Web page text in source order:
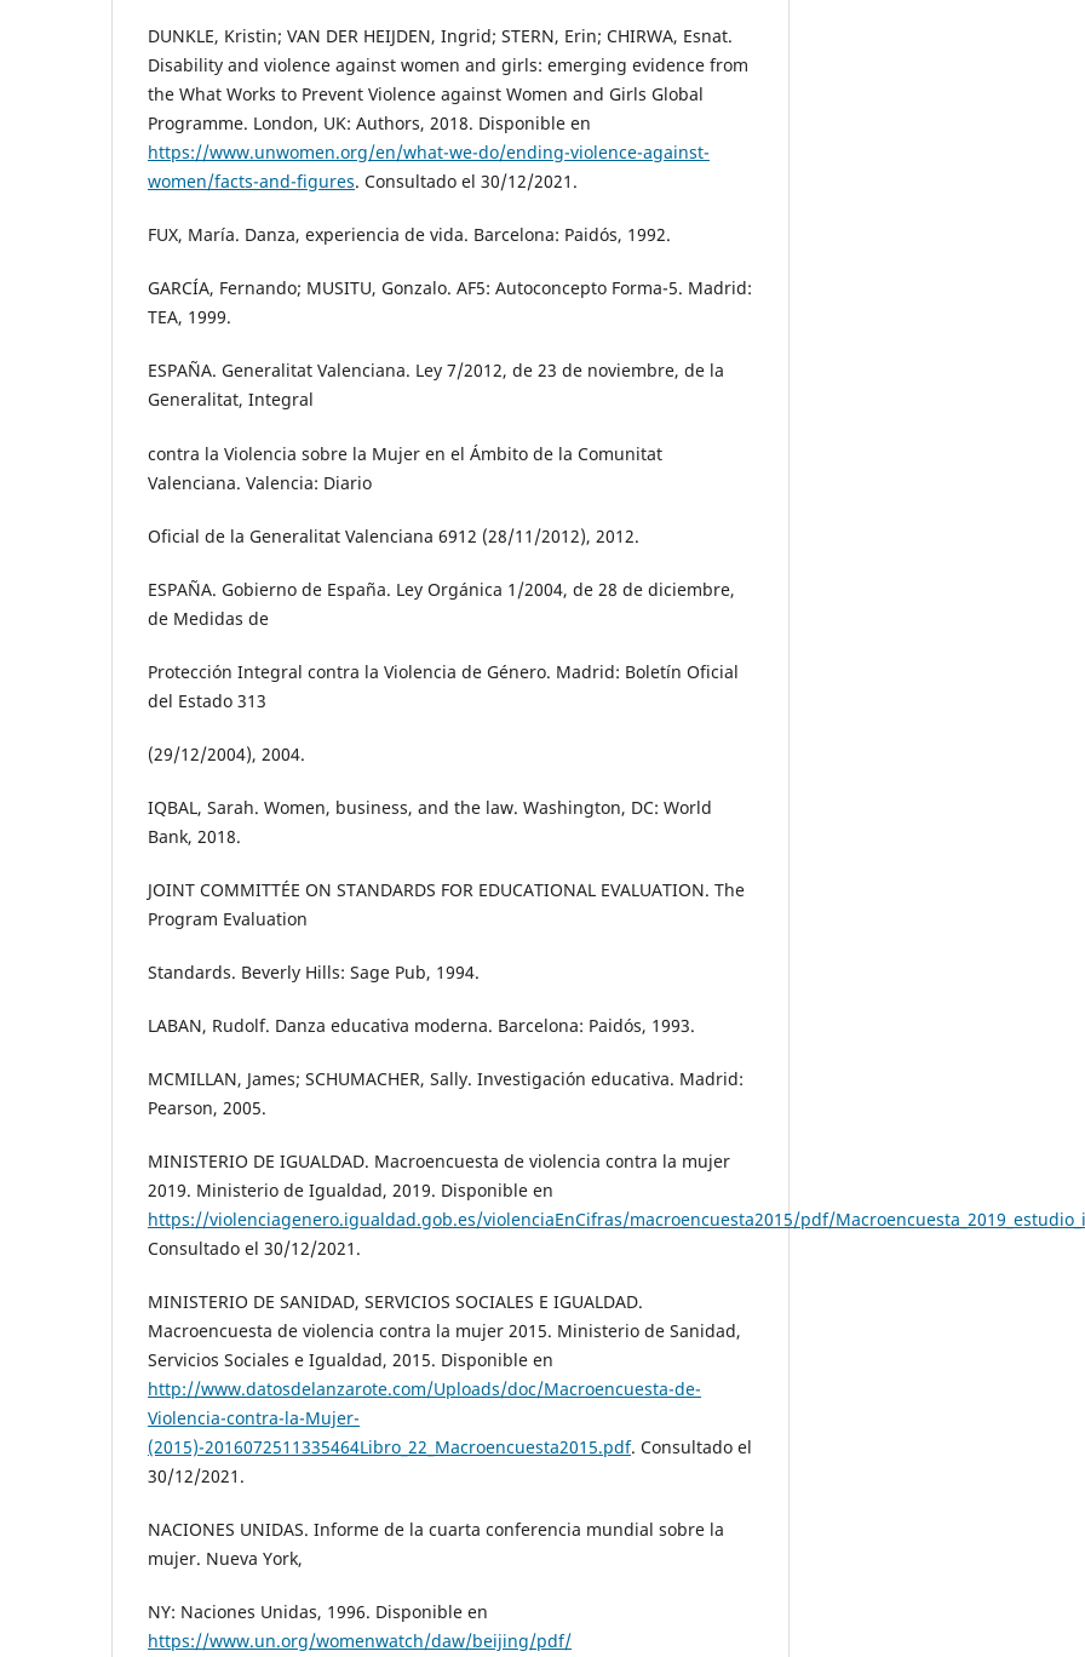
DUNKLE, Kristin; VAN DER HEIJDEN, Ingrid; STERN, Erin; CHIRWA, Esnat.
Disability and violence against women and girls: emerging evidence from
the What Works to Prevent Violence against Women and Girls Global
Programme. London, UK: Authors, 2018. Disponible en
https://www.unwomen.org/en/what-we-do/ending-violence-against-
women/facts-and-figures. Consultado el 30/12/2021.
FUX, María. Danza, experiencia de vida. Barcelona: Paidós, 1992.
GARCÍA, Fernando; MUSITU, Gonzalo. AF5: Autoconcepto Forma-5. Madrid:
TEA, 1999.
ESPAÑA. Generalitat Valenciana. Ley 7/2012, de 23 de noviembre, de la
Generalitat, Integral
contra la Violencia sobre la Mujer en el Ámbito de la Comunitat
Valenciana. Valencia: Diario
Oficial de la Generalitat Valenciana 6912 (28/11/2012), 2012.
ESPAÑA. Gobierno de España. Ley Orgánica 1/2004, de 28 de diciembre,
de Medidas de
Protección Integral contra la Violencia de Género. Madrid: Boletín Oficial
del Estado 313
(29/12/2004), 2004.
IQBAL, Sarah. Women, business, and the law. Washington, DC: World
Bank, 2018.
JOINT COMMITTÉE ON STANDARDS FOR EDUCATIONAL EVALUATION. The
Program Evaluation
Standards. Beverly Hills: Sage Pub, 1994.
LABAN, Rudolf. Danza educativa moderna. Barcelona: Paidós, 1993.
MCMILLAN, James; SCHUMACHER, Sally. Investigación educativa. Madrid:
Pearson, 2005.
MINISTERIO DE IGUALDAD. Macroencuesta de violencia contra la mujer
2019. Ministerio de Igualdad, 2019. Disponible en
https://violenciagenero.igualdad.gob.es/violenciaEnCifras/macroencuesta2015/pdf/
Consultado el 30/12/2021.
MINISTERIO DE SANIDAD, SERVICIOS SOCIALES E IGUALDAD.
Macroencuesta de violencia contra la mujer 2015. Ministerio de Sanidad,
Servicios Sociales e Igualdad, 2015. Disponible en
http://www.datosdelanzarote.com/Uploads/doc/Macroencuesta-de-
Violencia-contra-la-Mujer-
(2015)-2016072511335464Libro_22_Macroencuesta2015.pdf. Consultado el
30/12/2021.
NACIONES UNIDAS. Informe de la cuarta conferencia mundial sobre la
mujer. Nueva York,
NY: Naciones Unidas, 1996. Disponible en
https://www.un.org/womenwatch/daw/beijing/pdf/